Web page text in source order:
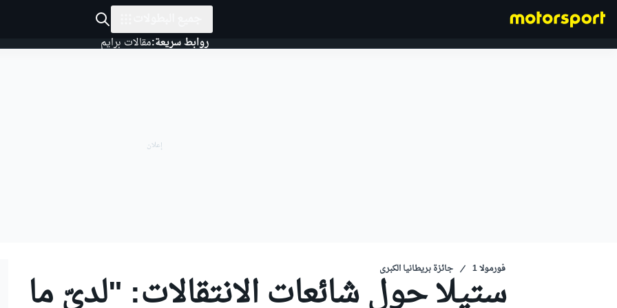
روابط سريعة:مقالات برايم
فورمولا 1 جائزة بريطانيا الكبرى
ستيلا حول شائعات الانتقالات: "لديّ ما